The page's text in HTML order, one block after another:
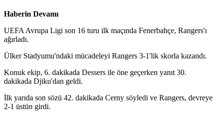
Haberin Devamı
UEFA Avrupa Ligi son 16 turu ilk maçında Fenerbahçe, Rangers'ı
ağırladı.
Ülker Stadyumu'ndaki mücadeleyi Rangers 3-1'lik skorla kazandı.
Konuk ekip, 6. dakikada Dessers ile öne geçerken yanıt 30.
dakikada Djiku'dan geldi.
İlk yarıda son sözü 42. dakikada Cerny söyledi ve Rangers, devreye
2-1 üstün girdi.